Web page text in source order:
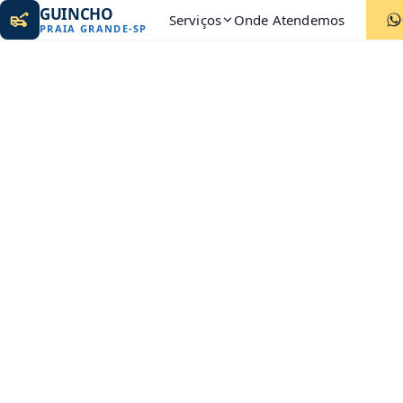
GUINCHO
PRAIA GRANDE-SP Serviços Onde Atendemos